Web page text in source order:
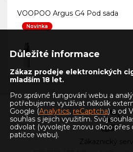
VOOPOO Argus G4 Pod sada
Novinka
Zákaznický
Důležité informace
Zákaz prodeje elektronických
mladším 18 let.
Pro správné fungování webu a
potřebujeme využívat několik
Google (Analytics, reCaptcha) a od
souhlas s jejich využitím. Svůj
odvolat (vyvolejte znovu okno přes
patičce webu).